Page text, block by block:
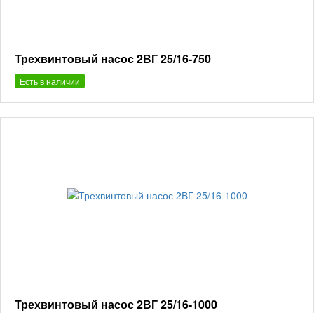
Трехвинтовый насос 2ВГ 25/16-750
Есть в наличии
Трехвинтовый насос 2ВГ 25/16-1000